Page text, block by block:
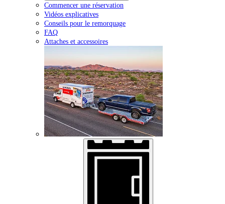
Commencer une réservation
Vidéos explicatives
Conseils pour le remorquage
FAQ
Attaches et accessoires